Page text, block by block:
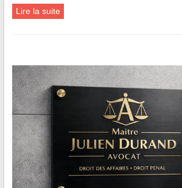
Lire la suite